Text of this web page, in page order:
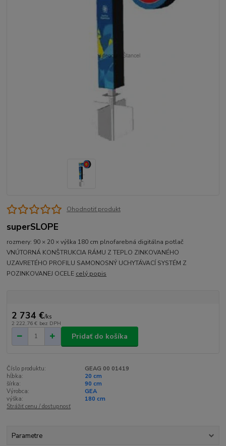
Ohodnotiť produkt
superSLOPE
rozmery: 90 × 20 × výška 180 cm plnofarebná digitálna potlač
VNÚTORNÁ KONŠTRUKCIA RÁMU Z TEPLO ZINKOVANÉHO
UZAVRETÉHO PROFILU SAMONOSNÝ UCHYTÁVACÍ SYSTÉM Z
POZINKOVANEJ OCELE celý popis
2 734 €/ks
2 222,76 € bez DPH
Pridať do košíka
Číslo produktu:
GEAG 00 01419
hĺbka:
20 cm
šírka:
90 cm
Výrobca:
GEA
výška:
180 cm
Strážiť cenu / dostupnosť
Parametre